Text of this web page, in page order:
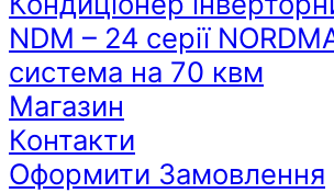
NDM – 24 серії
система на 70 квм
Магазин
Контакти
Оформити Замовлення